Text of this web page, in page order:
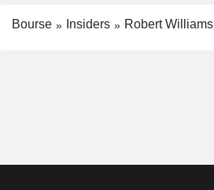
Bourse Insiders Robert Williams